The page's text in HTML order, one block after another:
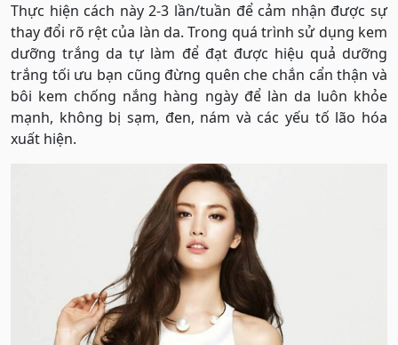
Thực hiện cách này 2-3 lần/tuần để cảm nhận được sự
thay đổi rõ rệt của làn da. Trong quá trình sử dụng kem
dưỡng trắng da tự làm để đạt được hiệu quả dưỡng
trắng tối ưu bạn cũng đừng quên che chắn cẩn thận và
bôi kem chống nắng hàng ngày để làn da luôn khỏe
mạnh, không bị sạm, đen, nám và các yếu tố lão hóa
xuất hiện.